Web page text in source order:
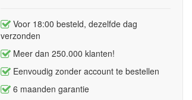
Voor 18:00 besteld, dezelfde dag
verzonden
Meer dan 250.000 klanten!
Eenvoudig zonder account te bestellen
6 maanden garantie